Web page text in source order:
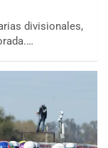
divisionales,